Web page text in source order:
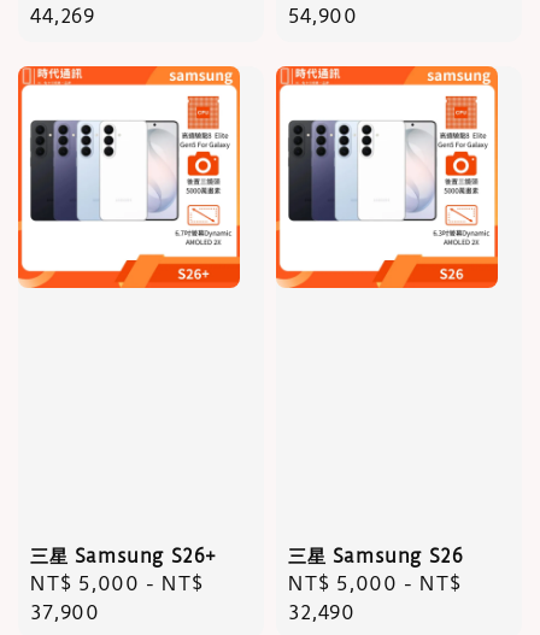
price
44,269
price
54,900
三星 Samsung S26+
Regular
price
NT$ 5,000 - NT$
37,900
三星 Samsung S26
Regular
price
NT$ 5,000 - NT$
32,490